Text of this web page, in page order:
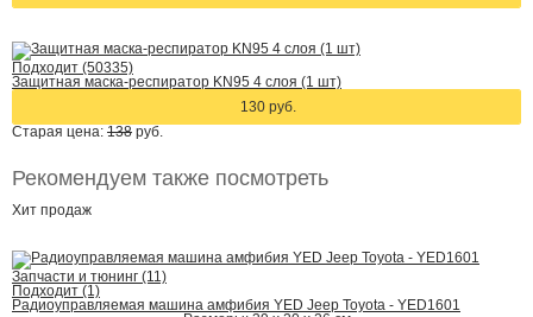
Подходит (50335)
Защитная маска-респиратор KN95 4 слоя (1 шт)
130 руб.
Старая цена: 138 руб.
Рекомендуем также посмотреть
Хит продаж
Запчасти и тюнинг (11)
Подходит (1)
Радиоуправляемая машина амфибия YED Jeep Toyota - YED1601